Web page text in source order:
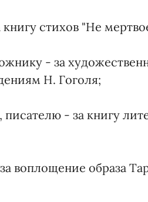
стихов "Не
- за
Н. Гоголя;
- за книгу
воплощение образа